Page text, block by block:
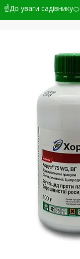
☝До уваги садівнику🍊